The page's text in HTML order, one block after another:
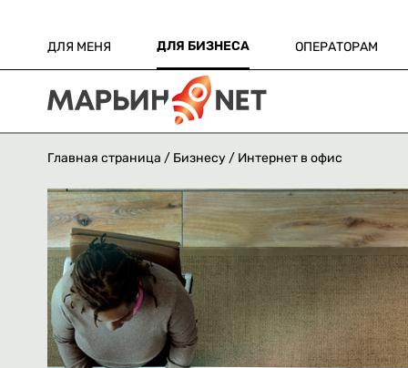
ДЛЯ МЕНЯ ДЛЯ БИЗНЕСА ОПЕРАТОРАМ
Главная страница / Бизнесу / Интернет в офис